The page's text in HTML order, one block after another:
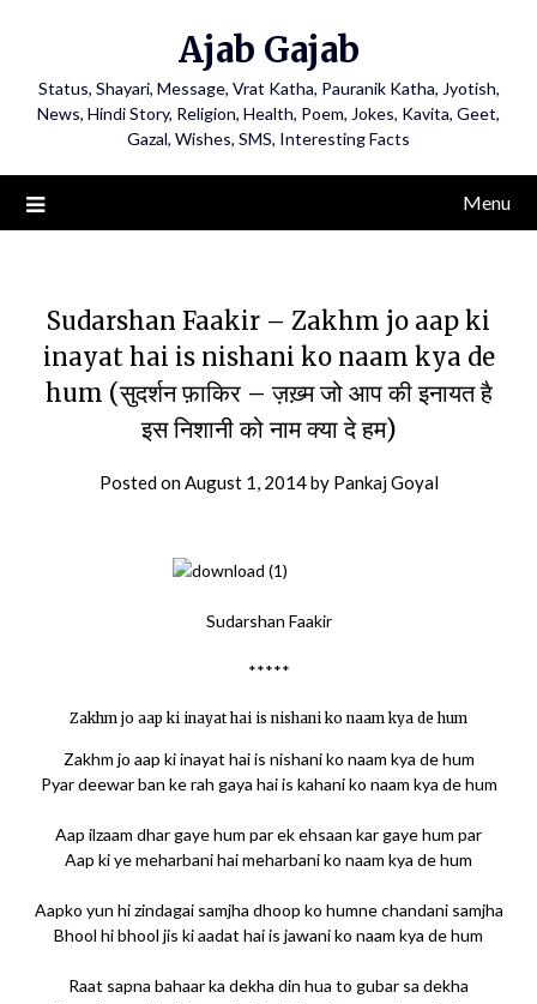
Ajab Gajab
Status, Shayari, Message, Vrat Katha, Pauranik Katha, Jyotish,
News, Hindi Story, Religion, Health, Poem, Jokes, Kavita, Geet,
Gazal, Wishes, SMS, Interesting Facts
Menu
Sudarshan Faakir – Zakhm jo aap ki
inayat hai is nishani ko naam kya de
hum (सुदर्शन फ़ाकिर – ज़ख़्म जो आप की इनायत है
इस निशानी को नाम क्या दे हम)
Posted onAugust 1, 2014by Pankaj Goyal
Sudarshan Faakir
*****
Zakhm jo aap ki inayat hai is nishani ko naam kya de hum
Zakhm jo aap ki inayat hai is nishani ko naam kya de hum
Pyar deewar ban ke rah gaya hai is kahani ko naam kya de hum
Aap ilzaam dhar gaye hum par ek ehsaan kar gaye hum par
Aap ki ye meharbani hai meharbani ko naam kya de hum
Aapko yun hi zindagai samjha dhoop ko humne chandani samjha
Bhool hi bhool jis ki aadat hai is jawani ko naam kya de hum
Raat sapna bahaar ka dekha din hua to gubar sa dekha